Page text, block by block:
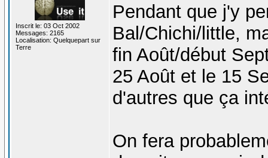
Inscrit le: 03 Oct 2002
Messages: 2165
Localisation: Quelquepart sur
Terre
Pendant que j'y
Bal/Chichi/little,
fin Août/début
25 Août et le 15
d'autres que ça
On fera